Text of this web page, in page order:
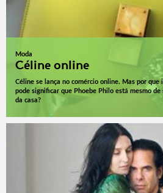
Moda
Céline online
Céline se lança no comércio online. Mas por que
pode significar que Phoebe Philo está mesmo de
da casa?